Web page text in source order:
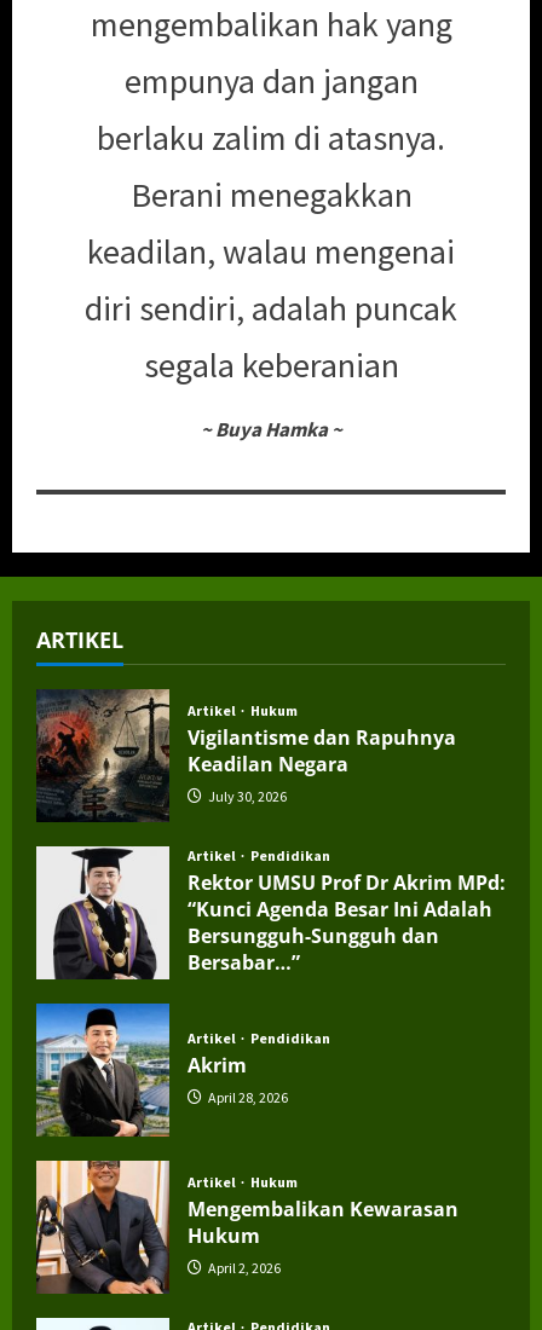
mengembalikan hak yang
empunya dan jangan
berlaku zalim di atasnya.
Berani menegakkan
keadilan, walau mengenai
diri sendiri, adalah puncak
segala keberanian
~ Buya Hamka ~
ARTIKEL
Artikel Hukum
Vigilantisme dan Rapuhnya
Keadilan Negara
July 30, 2026
Artikel Pendidikan
Rektor UMSU Prof Dr Akrim MPd:
“Kunci Agenda Besar Ini Adalah
Bersungguh-Sungguh dan
Bersabar…”
Artikel Pendidikan
Akrim
April 28, 2026
Artikel Hukum
Mengembalikan Kewarasan
Hukum
April 2, 2026